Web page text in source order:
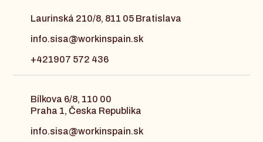
Laurinská 210/8, 811 05 Bratislava
info.sisa@workinspain.sk
+421907 572 436
Bílkova 6/8, 110 00
Praha 1, Česka Republika
info.sisa@workinspain.sk